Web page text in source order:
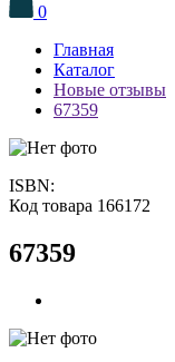
0
Главная
Каталог
Новые отзывы
67359
ISBN:
Код товара 166172
67359